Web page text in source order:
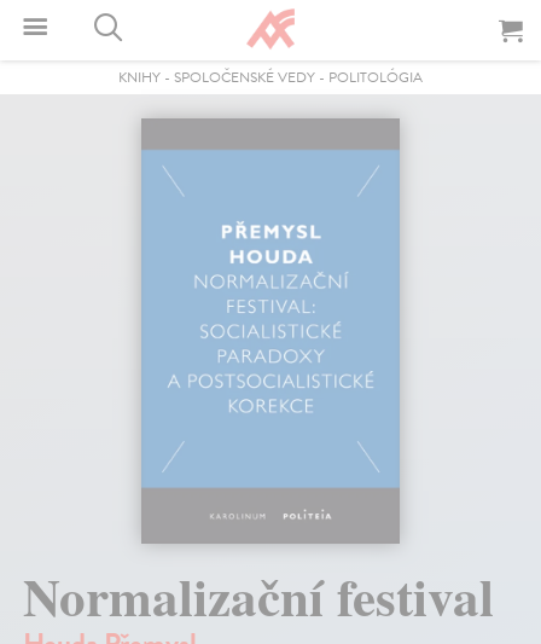
KNIHY - SPOLOČENSKÉ VEDY - POLITOLÓGIA
Normalizační festival